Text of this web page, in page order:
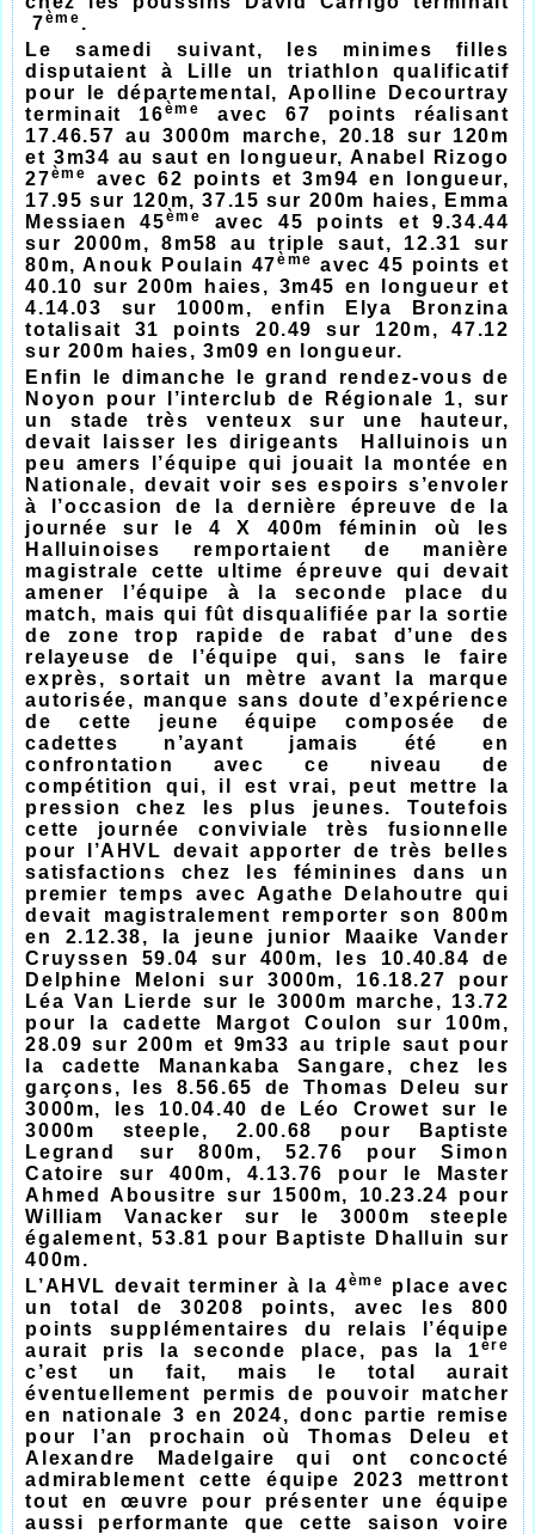
7ème .
Le samedi suivant, les minimes filles
disputaient à Lille un triathlon qualificatif
pour le départemental, Apolline Decourtray
terminait 16ème
avec 67 points réalisant
17.46.57 au 3000m marche, 20.18 sur 120m
et 3m34 au saut en longueur, Anabel Rizogo
27ème
avec 62 points et 3m94 en longueur,
17.95 sur 120m, 37.15 sur 200m haies, Emma
Messiaen 45ème
avec 45 points et 9.34.44
sur 2000m, 8m58 au triple saut, 12.31 sur
80m, Anouk Poulain 47ème avec 45 points et
40.10 sur 200m haies, 3m45 en longueur et
4.14.03 sur 1000m, enfin Elya Bronzina
totalisait 31 points 20.49 sur 120m, 47.12
sur 200m haies, 3m09 en longueur.
Enfin le dimanche le grand rendez-vous de
Noyon pour l’interclub de Régionale 1, sur
un stade très venteux sur une hauteur,
devait laisser les dirigeants Halluinois un
peu amers l’équipe qui jouait la montée en
Nationale, devait voir ses espoirs s’envoler
à l’occasion de la dernière épreuve de la
journée sur le 4 X 400m féminin où les
Halluinoises remportaient de manière
magistrale cette ultime épreuve qui devait
amener l’équipe à la seconde place du
match, mais qui fût disqualifiée par la sortie
de zone trop rapide de rabat d’une des
relayeuse de l’équipe qui, sans le faire
exprès, sortait un mètre avant la marque
autorisée, manque sans doute d’expérience
de cette jeune équipe composée de
cadettes n’ayant jamais été en
confrontation avec ce niveau de
compétition qui, il est vrai, peut mettre la
pression chez les plus jeunes. Toutefois
cette journée conviviale très fusionnelle
pour l’AHVL devait apporter de très belles
satisfactions chez les féminines dans un
premier temps avec Agathe Delahoutre qui
devait magistralement remporter son 800m
en 2.12.38, la jeune junior Maaike Vander
Cruyssen 59.04 sur 400m, les 10.40.84 de
Delphine Meloni sur 3000m, 16.18.27 pour
Léa Van Lierde sur le 3000m marche, 13.72
pour la cadette Margot Coulon sur 100m,
28.09 sur 200m et 9m33 au triple saut pour
la cadette Manankaba Sangare, chez les
garçons, les 8.56.65 de Thomas Deleu sur
3000m, les 10.04.40 de Léo Crowet sur le
3000m steeple, 2.00.68 pour Baptiste
Legrand sur 800m, 52.76 pour Simon
Catoire sur 400m, 4.13.76 pour le Master
Ahmed Abousitre sur 1500m, 10.23.24 pour
William Vanacker sur le 3000m steeple
également, 53.81 pour Baptiste Dhalluin sur
400m.
L’AHVL devait terminer à la 4ème
place avec
un total de 30208 points, avec les 800
points supplémentaires du relais l’équipe
aurait pris la seconde place, pas la 1ère
c’est un fait, mais le total aurait
éventuellement permis de pouvoir matcher
en nationale 3 en 2024, donc partie remise
pour l’an prochain où Thomas Deleu et
Alexandre Madelgaire qui ont concocté
admirablement cette équipe 2023 mettront
tout en œuvre pour présenter une équipe
aussi performante que cette saison voire